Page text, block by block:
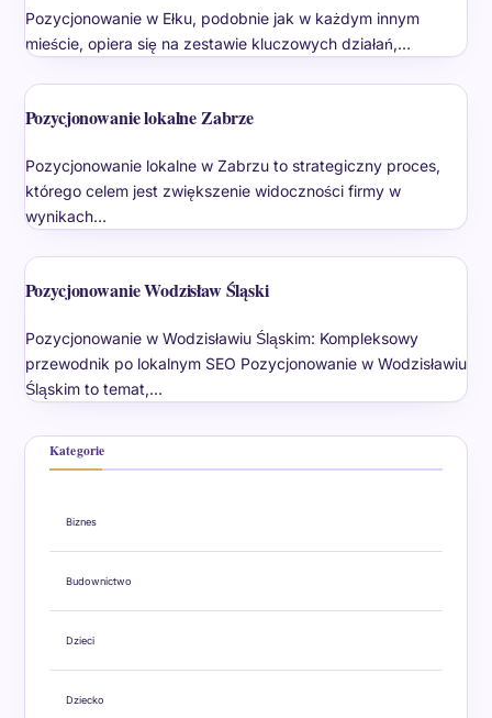
Pozycjonowanie w Ełku, podobnie jak w każdym innym
mieście, opiera się na zestawie kluczowych działań,…
Pozycjonowanie lokalne Zabrze
Pozycjonowanie lokalne w Zabrzu to strategiczny proces,
którego celem jest zwiększenie widoczności firmy w
wynikach…
Pozycjonowanie Wodzisław Śląski
Pozycjonowanie w Wodzisławiu Śląskim: Kompleksowy
przewodnik po lokalnym SEO Pozycjonowanie w Wodzisławiu
Śląskim to temat,…
Kategorie
Biznes
Budownictwo
Dzieci
Dziecko